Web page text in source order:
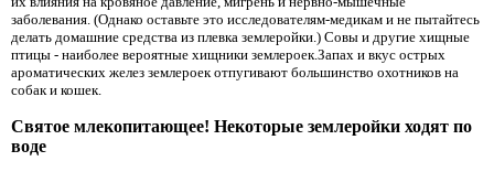
заболевания. (Однако оставьте это исследователям-медикам и не пытайтесь
делать домашние средства из плевка землеройки.) Совы и другие хищные
птицы - наиболее вероятные хищники землероек.Запах и вкус острых
ароматических желез землероек отпугивают большинство охотников на
собак и кошек.
Святое млекопитающее! Некоторые землеройки ходят по
воде